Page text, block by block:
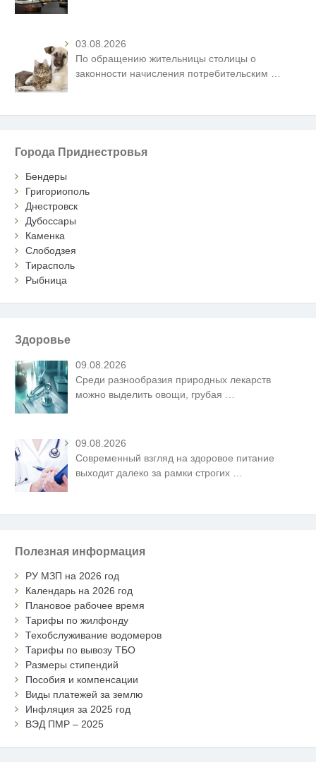
03.08.2026
По обращению жительницы столицы о
законности начисления потребительским
Города Приднестровья
Бендеры
Григориополь
Днестровск
Дубоссары
Каменка
Слободзея
Тирасполь
Рыбница
Здоровье
09.08.2026
Среди разнообразия природных лекарств
можно выделить овощи, грубая
09.08.2026
Современный взгляд на здоровое питание
выходит далеко за рамки строгих
Полезная информация
РУ МЗП на 2026 год
Календарь на 2026 год
Плановое рабочее время
Тарифы по жилфонду
Техобслуживание водомеров
Тарифы по вывозу ТБО
Размеры стипендий
Пособия и компенсации
Виды платежей за землю
Инфляция за 2025 год
ВЭД ПМР – 2025